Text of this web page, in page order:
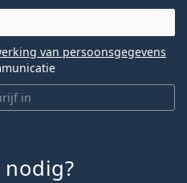
in
van persoonsgegevens